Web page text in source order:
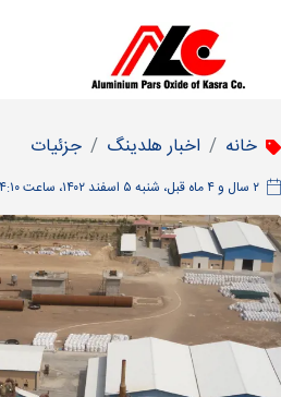
خانه اخبار هلدینگ جزئیات